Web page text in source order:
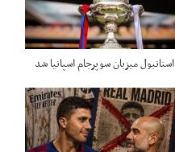
استانبول میزبان سوپرجام اسپانیا شد